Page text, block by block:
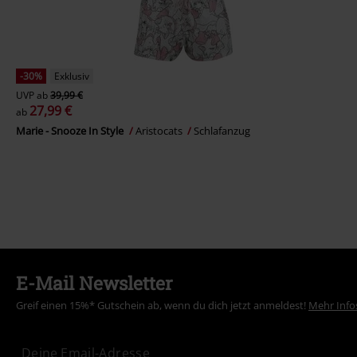
-30%
Exklusiv
UVPab39,99 €
ab 27,99 €
Marie - Snooze In Style Aristocats Schlafanzug
E-Mail Newsletter
Greif einen 15%* Gutschein ab, wenn du dich jetzt anmeldest! Mehr